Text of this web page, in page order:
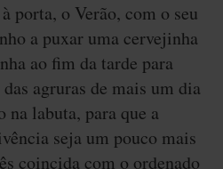
porta, o Verão, com o seu
a puxar uma cervejinha
ao fim da tarde para
agruras de mais um dia
na labuta, para que a
seja um pouco mais
coincida com o ordenado